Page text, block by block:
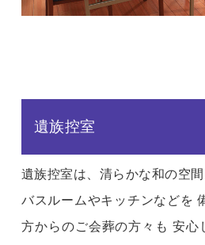
遺族控室
遺族控室は、清らかな和の空間
バスルームやキッチンなどを
方からのご会葬の方々も 安心